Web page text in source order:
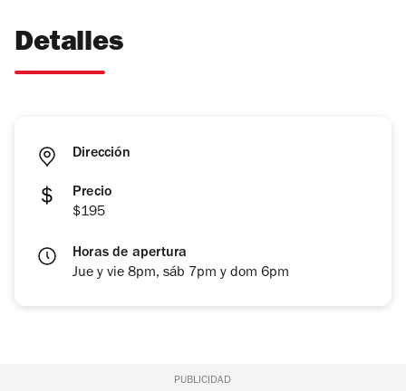
Detalles
Dirección
Precio
$195
Horas de apertura
Jue y vie 8pm, sáb 7pm y dom 6pm
PUBLICIDAD